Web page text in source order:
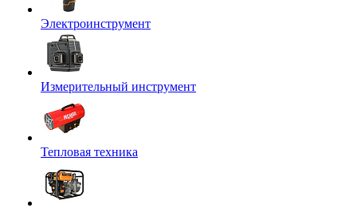
Электроинструмент
Измерительный инструмент
Тепловая техника